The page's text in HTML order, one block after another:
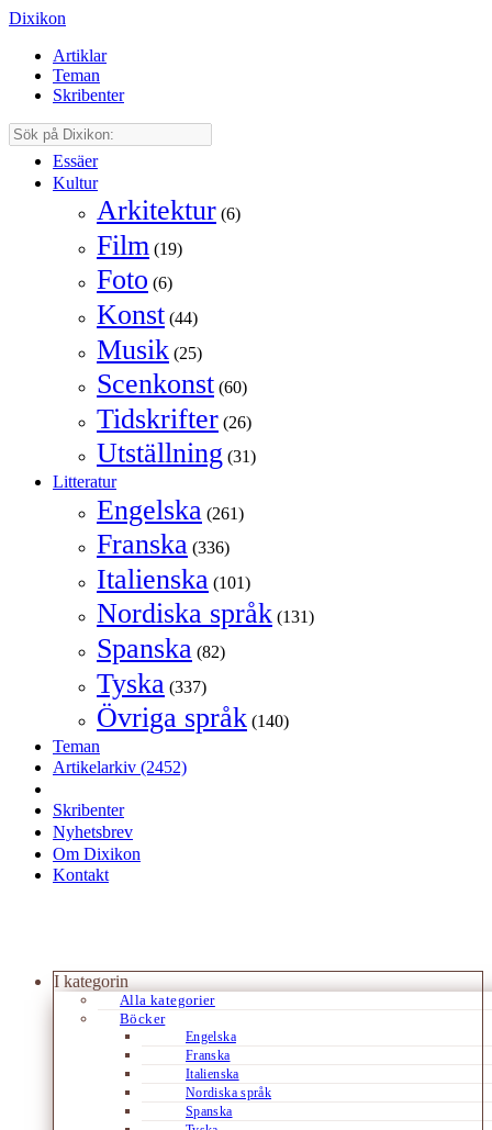
Dixikon
Artiklar
Teman
Skribenter
Essäer
Kultur
Arkitektur (6)
Film (19)
Foto (6)
Konst (44)
Musik (25)
Scenkonst (60)
Tidskrifter (26)
Utställning (31)
Litteratur
Engelska (261)
Franska (336)
Italienska (101)
Nordiska språk (131)
Spanska (82)
Tyska (337)
Övriga språk (140)
Teman
Artikelarkiv (2452)
Skribenter
Nyhetsbrev
Om Dixikon
Kontakt
I kategorin
Alla kategorier
Böcker
Engelska
Franska
Italienska
Nordiska språk
Spanska